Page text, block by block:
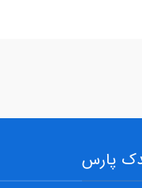
پارس